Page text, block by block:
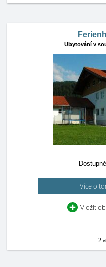
Ubytování v
Více o
Vložit
2